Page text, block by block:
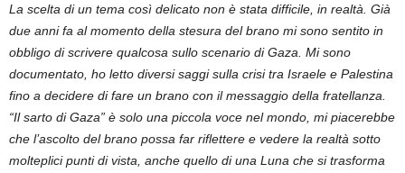
La scelta di un tema così delicato non è stata difficile, in realtà. Già
due anni fa al momento della stesura del brano mi sono sentito in
obbligo di scrivere qualcosa sullo scenario di Gaza. Mi sono
documentato, ho letto diversi saggi sulla crisi tra Israele e Palestina
fino a decidere di fare un brano con il messaggio della fratellanza.
“Il sarto di Gaza” è solo una piccola voce nel mondo, mi piacerebbe
che l’ascolto del brano possa far riflettere e vedere la realtà sotto
molteplici punti di vista, anche quello di una Luna che si trasforma